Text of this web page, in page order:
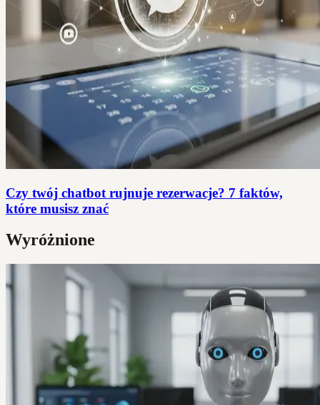
Czy twój chatbot rujnuje rezerwacje? 7 faktów,
które musisz znać
Wyróżnione